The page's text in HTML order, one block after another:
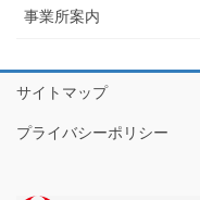
事業所案内
サイトマップ
プライバシーポリシー